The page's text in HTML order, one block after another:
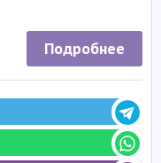
Подробнее